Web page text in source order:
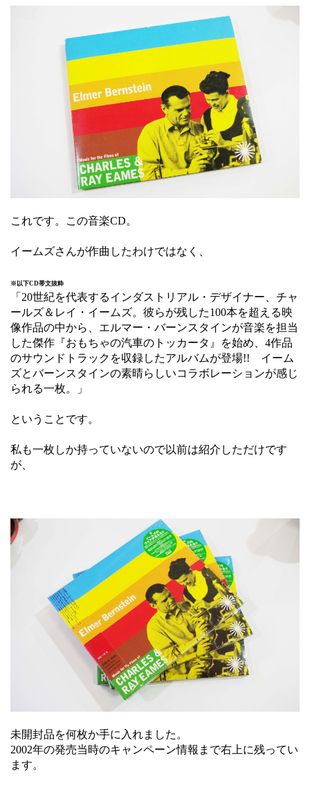
これです。この音楽CD。
イームズさんが作曲したわけではなく、
※以下CD帯文抜粋
「20世紀を代表するインダストリアル・デザイナー、チャ
ールズ＆レイ・イームズ。彼らが残した100本を超える映
像作品の中から、エルマー・バーンスタインが音楽を担当
した傑作『おもちゃの汽車のトッカータ』を始め、4作品
のサウンドトラックを収録したアルバムが登場!! イーム
ズとバーンスタインの素晴らしいコラボレーションが感じ
られる一枚。」
ということです。
私も一枚しか持っていないので以前は紹介しただけです
が、
未開封品を何枚か手に入れました。
2002年の発売当時のキャンペーン情報まで右上に残ってい
ます。